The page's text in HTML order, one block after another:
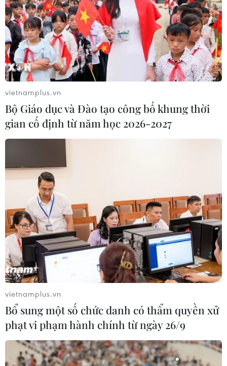
vietnamplus.vn
Bộ Giáo dục và Đào tạo công bố khung thời
gian cố định từ năm học 2026-2027
vietnamplus.vn
Bổ sung một số chức danh có thẩm quyền xử
phạt vi phạm hành chính từ ngày 26/9